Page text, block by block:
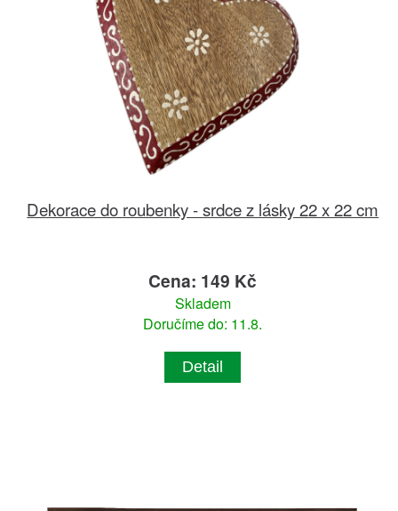
Dekorace do roubenky - srdce z lásky 22 x 22 cm
Cena: 149 Kč
Skladem
Doručíme do: 11.8.
Detail